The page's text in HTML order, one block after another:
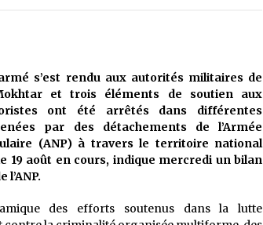
Tradition orale/ D’où viennent les
5 ans ago
s’est rendu aux autorités militaires de
et trois éléments de soutien aux
ont été arrêtés dans différentes
par des détachements de l’Armée
(ANP) à travers le territoire national
19 août en cours, indique mercredi un bilan
des efforts soutenus dans la lutte